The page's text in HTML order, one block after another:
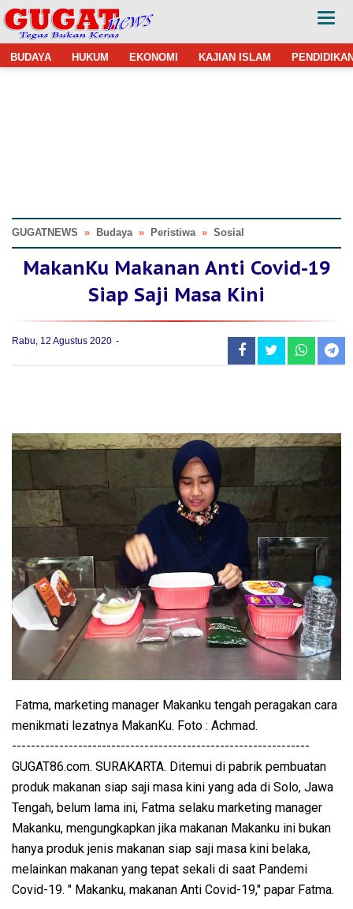
BUDAYA HUKUM EKONOMI KAJIAN ISLAM
GUGATNEWS » Budaya » Peristiwa » Sosial
MakanKu Makanan Anti Covid-19
Siap Saji Masa Kini
Rabu, 12 Agustus 2020
Fatma, marketing manager Makanku tengah peragakan cara
menikmati lezatnya MakanKu. Foto : Achmad.
---------------------------------------------------------------
GUGAT86.com. SURAKARTA. Ditemui di pabrik pembuatan
produk makanan siap saji masa kini yang ada di Solo, Jawa
Tengah, belum lama ini, Fatma selaku marketing manager
Makanku, mengungkapkan jika makanan Makanku ini bukan
hanya produk jenis makanan siap saji masa kini belaka,
melainkan makanan yang tepat sekali di saat Pandemi
Covid-19. " Makanku, makanan Anti Covid-19," papar Fatma.